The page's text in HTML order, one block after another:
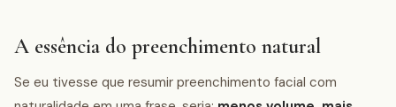
A essência do preenchimento natural
Se eu tivesse que resumir preenchimento facial com